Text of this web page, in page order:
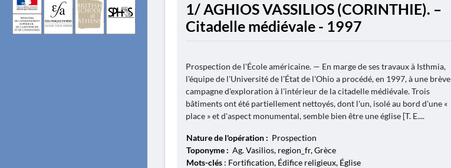
1/ AGHIOS VASSILIOS (CORINTHIE). –
Citadelle médiévale - 1997
Prospection de l'École américaine. — En marge de ses travaux à Isthmia,
l'équipe de l'Université de l'État de l'Ohio a procédé, en 1997, à une brève
campagne d'exploration à l'intérieur de la citadelle médiévale. Trois
bâtiments ont été partiellement nettoyés, dont l'un, isolé au bord d'une «
place » et d'aspect monumental, semble bien être une église [T. E....
Nature de l'opération : Prospection
Toponyme : Ag. Vasilios, region_fr, Grèce
Mots-clés : Fortification, Édifice religieux, Église